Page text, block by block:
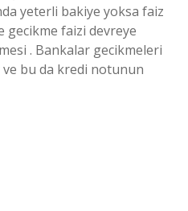
yeterli bakiye yoksa faiz
faizi devreye
. Bankalar gecikmeleri
bu da kredi notunun